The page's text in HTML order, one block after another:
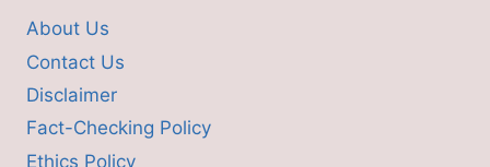
About Us
Contact Us
Disclaimer
Fact-Checking Policy
Ethics Policy